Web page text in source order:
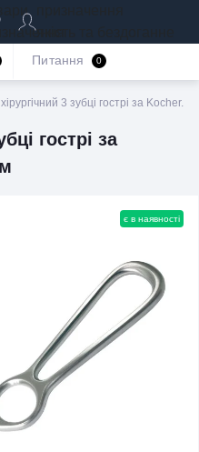
якість та бездоганне
обслуговування
хірургічний 3 зубці гострі за Kocher.
гострі за
Питання 0
є в наявності